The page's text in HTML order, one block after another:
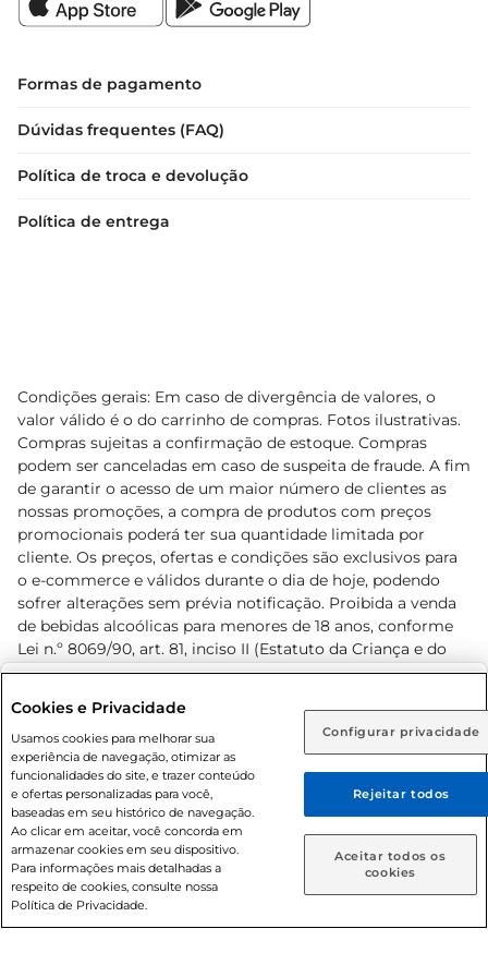
Rio de Janeiro (RJ) Goiás (GO)
Ou
Caso queira comprar online, informe como deseja receber
suas compras:
Entrega em casa Retire em Loja
Formas de pagamento
Dúvidas frequentes (FAQ)
Política de troca e devolução
Política de entrega
Condições gerais: Em caso de divergência de valores, o
valor válido é o do carrinho de compras. Fotos ilustrativas.
Compras sujeitas a confirmação de estoque. Compras
podem ser canceladas em caso de suspeita de fraude. A fim
de garantir o acesso de um maior número de clientes as
nossas promoções, a compra de produtos com preços
promocionais poderá ter sua quantidade limitada por
cliente. Os preços, ofertas e condições são exclusivos para
o e-commerce e válidos durante o dia de hoje, podendo
sofrer alterações sem prévia notificação. Proibida a venda
de bebidas alcoólicas para menores de 18 anos, conforme
Lei n.º 8069/90, art. 81, inciso II (Estatuto da Criança e do
Adolescente). Preços e condições exclusivos para o
prévio. O valor mínimo para as compras on-line é de R$
80,00.
© 2026 Copyright. Todos os direitos
reservados Prezunic.
Cookies e Privacidade
Usamos cookies para melhorar sua
experiência de navegação, otimizar as
funcionalidades do site, e trazer conteúdo
e ofertas personalizadas para você,
baseadas em seu histórico de navegação.
Ao clicar em aceitar, você concorda em
armazenar cookies em seu dispositivo.
Para informações mais detalhadas a
respeito de cookies, consulte nossa
Política de Privacidade.
Configurar privacidade
Rejeitar todos
Aceitar todos os
cookies